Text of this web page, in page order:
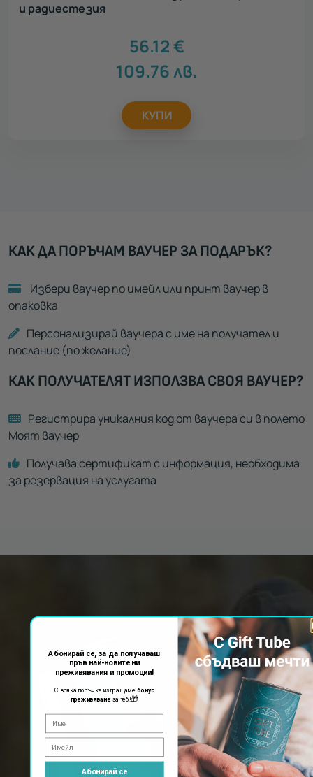
и радиестезия
56.12€
109.76лв.
КУПИ
КАК ДА ПОРЪЧАМ ВАУЧЕР ЗА ПОДАРЪК?
Избери ваучер по имейл или принт ваучер в
опаковка
Персонализирай ваучера с име на получател и
послание (по желание)
КАК ПОЛУЧАТЕЛЯТ ИЗПОЛЗВА СВОЯ ВАУЧЕР?
Регистрира уникалния код от ваучера си в полето
Моят ваучер
Получава сертификат с информация, необходима
за резервация на услугата
Абонирай се, за да получаваш
пръв най-новите ни
преживявания и промоции!
С всяка поръчка изпращаме бонус
преживяване за теб!🎁
Абонирай се